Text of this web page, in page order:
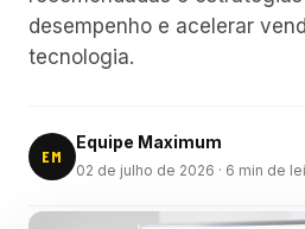
desempenho e acelerar
tecnologia.
EM
Equipe Maximum
02 de julho de 2026 · 6 min de